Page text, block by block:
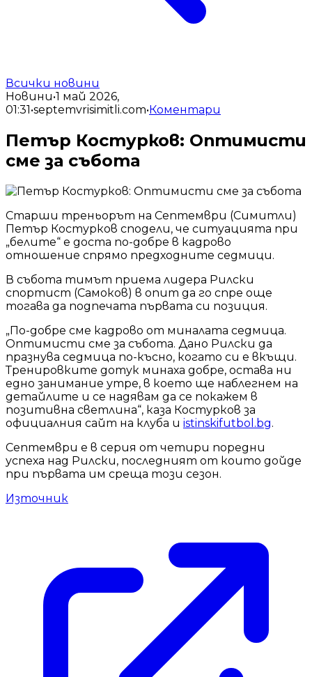
Всички новини
Новини•1 май 2026,
01:31•septemvrisimitli.com•Коментари
Петър Костурков: Оптимисти
сме за събота
Старши треньорът на Септември (Симитли)
Петър Костурков сподели, че ситуацията при
„белите“ е доста по-добре в кадрово
отношение спрямо предходните седмици.
В събота тимът приема лидера Рилски
спортист (Самоков) в опит да го спре още
тогава да подпечата първата си позиция.
„По-добре сме кадрово от миналата седмица.
Оптимисти сме за събота. Дано Рилски да
празнува седмица по-късно, когато си е вкъщи.
Тренировките дотук минаха добре, остава ни
едно занимание утре, в което ще наблегнем на
детайлите и се надявам да се покажем в
позитивна светлина“, каза Костурков за
официалния сайт на клуба и istinskifutbol.bg.
Септември е в серия от четири поредни
успеха над Рилски, последният от които дойде
при първата им среща този сезон.
Източник